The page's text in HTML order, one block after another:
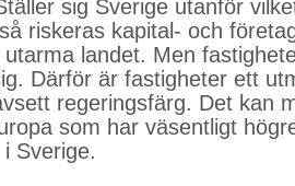
sig Sverige utanför
riskeras kapital- och
landet. Men
Därför är fastigheter ett
regeringsfärg. Det kan
som har väsentligt
Sverige.